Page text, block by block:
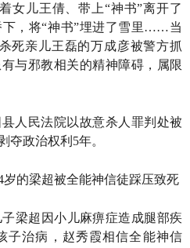
儿王倩、带上“神书”离开了
下，将“神书”埋进了雪里……当
死亲儿王磊的万成彦被警方抓
与邪教相关的精神障碍，属限
人民法院以故意杀人罪判处被
夺政治权利5年。
的梁超被全能神信徒踩压致死
梁超因小儿麻痹症造成腿部疾
子治病，赵秀霞相信全能神信